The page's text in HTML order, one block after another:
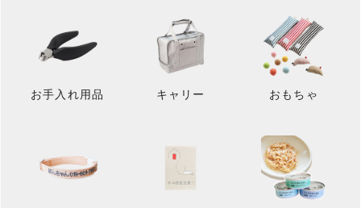
お手入れ用品 キャリー おもちゃ